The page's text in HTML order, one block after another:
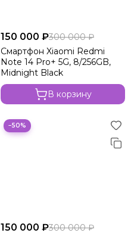
150 000 ₽300 000 ₽
Смартфон Xiaomi Redmi
Note 14 Pro+ 5G, 8/256GB,
Midnight Black
В корзину
−50%
150 000 ₽300 000 ₽